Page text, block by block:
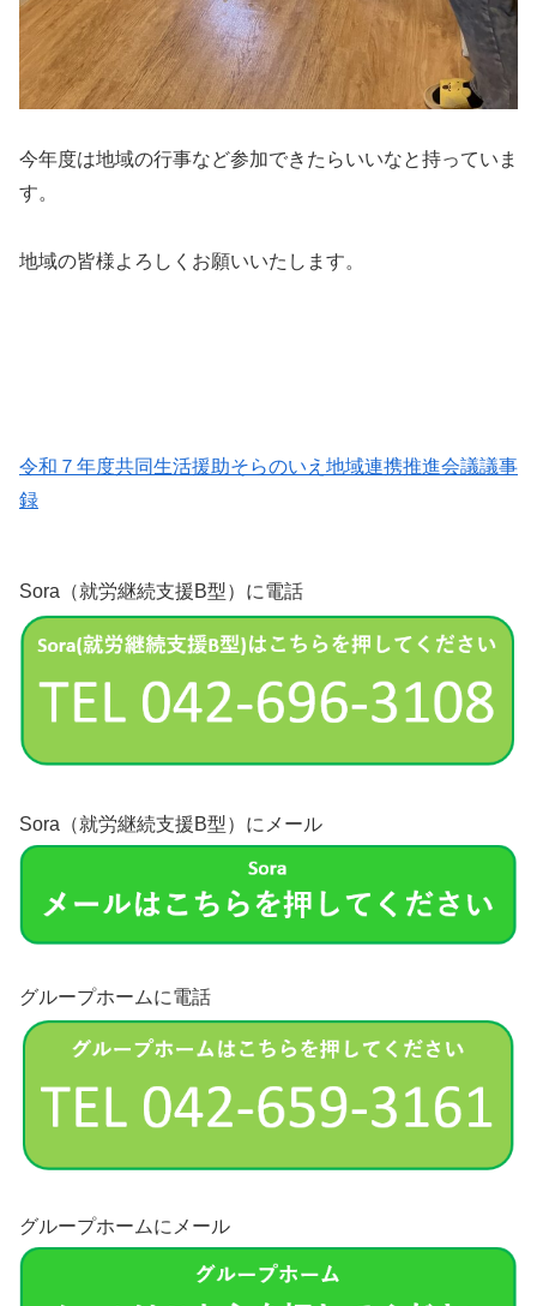
今年度は地域の行事など参加できたらいいなと持っていま
す。
地域の皆様よろしくお願いいたします。
令和７年度共同生活援助そらのいえ地域連携推進会議議事
録
Sora（就労継続支援B型）に電話
Sora（就労継続支援B型）にメール
グループホームに電話
グループホームにメール